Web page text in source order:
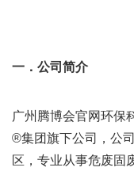
一．公司简介
广州腾博会官网环
®集团旗下公司，公
区，专业从事危废固